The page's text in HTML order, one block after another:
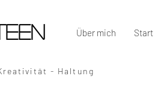
Über mich Start
- Haltung